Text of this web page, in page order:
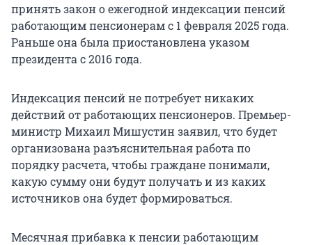
принять закон о ежегодной индексации пенсий
работающим пенсионерам с 1 февраля 2025 года.
Раньше она была приостановлена указом
президента с 2016 года.
Индексация пенсий не потребует никаких
действий от работающих пенсионеров. Премьер-
министр Михаил Мишустин заявил, что будет
организована разъяснительная работа по
порядку расчета, чтобы граждане понимали,
какую сумму они будут получать и из каких
источников она будет формироваться.
Месячная прибавка к пенсии работающим